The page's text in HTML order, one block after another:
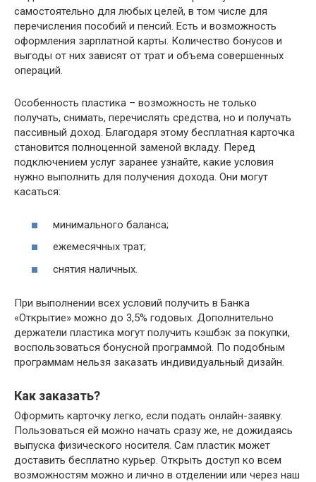
самостоятельно для любых целей, в том числе для
перечисления пособий и пенсий. Есть и возможность
оформления зарплатной карты. Количество бонусов и
выгоды от них зависят от трат и объема совершенных
операций.
Особенность пластика – возможность не только
получать, снимать, перечислять средства, но и получать
пассивный доход. Благодаря этому бесплатная карточка
становится полноценной заменой вкладу. Перед
подключением услуг заранее узнайте, какие условия
нужно выполнить для получения дохода. Они могут
касаться:
минимального баланса;
ежемесячных трат;
снятия наличных.
При выполнении всех условий получить в Банка
«Открытие» можно до 3,5% годовых. Дополнительно
держатели пластика могут получить кэшбэк за покупки,
воспользоваться бонусной программой. По подобным
программам нельзя заказать индивидуальный дизайн.
Как заказать?
Оформить карточку легко, если подать онлайн-заявку.
Пользоваться ей можно начать сразу же, не дожидаясь
выпуска физического носителя. Сам пластик может
доставить бесплатно курьер. Открыть доступ ко всем
возможностям можно и лично в отделении или через наш